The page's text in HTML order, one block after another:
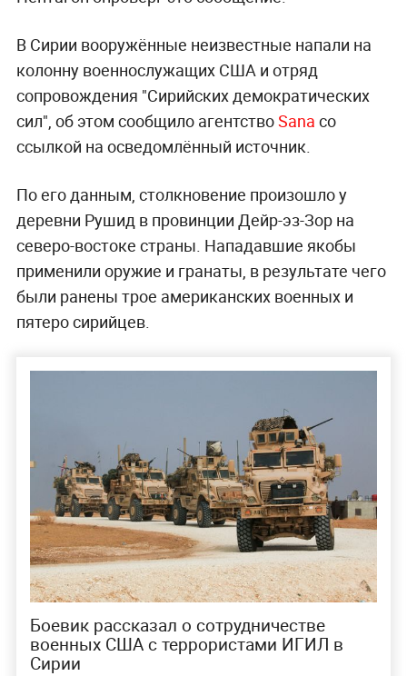
В Сирии вооружённые неизвестные напали на
колонну военнослужащих США и отряд
сопровождения "Сирийских демократических
сил", об этом сообщило агентствоSana со
ссылкой на осведомлённый источник.
По его данным, столкновение произошло у
деревни Рушид в провинции Дейр-эз-Зор на
северо-востоке страны. Нападавшие якобы
применили оружие и гранаты, в результате чего
были ранены трое американских военных и
пятеро сирийцев.
Боевик рассказал о сотрудничестве
военных США с террористами ИГИЛ в
Сирии